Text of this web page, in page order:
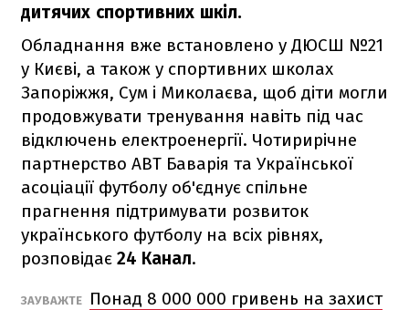
дитячих спортивних шкіл.
Обладнання вже встановлено у ДЮСШ №21
у Києві, а також у спортивних школах
Запоріжжя, Сум і Миколаєва, щоб діти могли
продовжувати тренування навіть під час
відключень електроенергії. Чотирирічне
партнерство АВТ Баварія та Української
асоціації футболу об'єднує спільне
прагнення підтримувати розвиток
українського футболу на всіх рівнях,
розповідає 24 Канал.
ЗАУВАЖТЕ
Понад 8 000 000 гривень на захист